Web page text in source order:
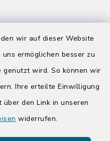
wir auf dieser Website
ermöglichen besser zu
genutzt wird. So können wir
Ihre erteilte Einwilligung
den Link in unseren
widerrufen.